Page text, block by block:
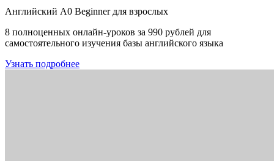
Английский A0 Beginner для взрослых
8 полноценных онлайн-уроков за 990 рублей для
самостоятельного изучения базы английского языка
Узнать подробнее